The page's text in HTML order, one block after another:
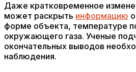
Даже кратковременное
может раскрыть информацию
форме объекта, температуре
окружающего газа. Ученые
окончательных выводов
наблюдения.